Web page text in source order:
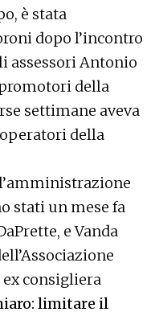
è stata
dopo l’incontro
assessori Antonio
promotori della
settimane aveva
della
stati un mese fa
e Vanda
consigliera
limitare il